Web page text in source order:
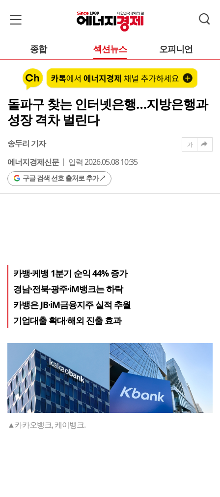
종합 섹션뉴스 오피니언
돌파구 찾는 인터넷은행…지방은행과
성장 격차 벌린다
송두리 기자
에너지경제신문
입력 2026.05.08 10:35
구글 검색 선호 출처로 추가
가
카뱅·케뱅 1분기 순익 44% 증가
경남·전북·광주·iM뱅크는 하락
카뱅은 JB·iM금융지주 실적 추월
기업대출 확대·해외 진출 효과
▲카카오뱅크, 케이뱅크.